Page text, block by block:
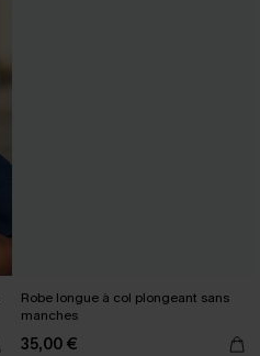
Robe longue à col plongeant sans
manches
35,00 €